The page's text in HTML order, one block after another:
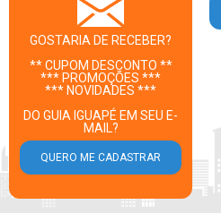
GOSTARIA DE RECEBER?
** CUPOM DESCONTO **
*** PROMOÇÕES ***
*** NOVIDADES ***
DO GUIA IGUAPÉ EM SEU E-
MAIL?